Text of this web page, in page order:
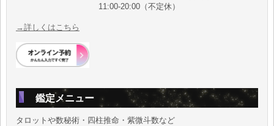
11:00-20:00（不定休）
→詳しくはこちら
鑑定メニュー
タロットや数秘術・四柱推命・紫微斗数など